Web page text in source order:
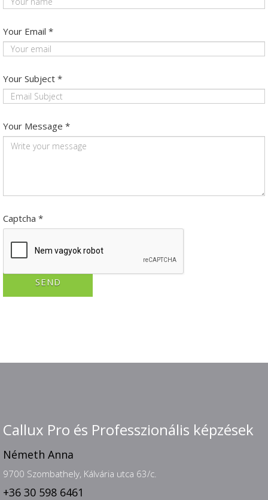
Your Email *
Your Subject *
Your Message *
Captcha *
SEND
Callux Pro és Professzionális képzések
Németh Anna
9700 Szombathely, Kálvária utca 63/c.
+36 30 598 6461